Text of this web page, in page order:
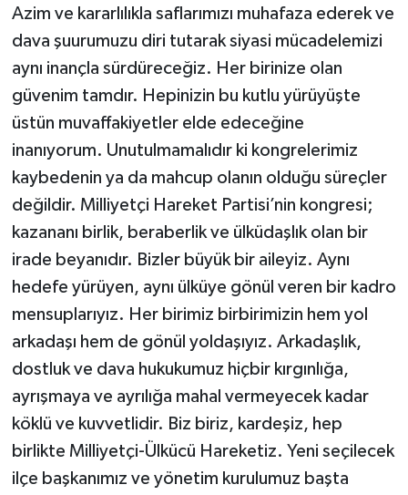
Azim ve kararlılıkla saflarımızı muhafaza ederek ve
dava şuurumuzu diri tutarak siyasi mücadelemizi
aynı inançla sürdüreceğiz. Her birinize olan
güvenim tamdır. Hepinizin bu kutlu yürüyüşte
üstün muvaffakiyetler elde edeceğine
inanıyorum. Unutulmamalıdır ki kongrelerimiz
kaybedenin ya da mahcup olanın olduğu süreçler
değildir. Milliyetçi Hareket Partisi’nin kongresi;
kazananı birlik, beraberlik ve ülküdaşlık olan bir
irade beyanıdır. Bizler büyük bir aileyiz. Aynı
hedefe yürüyen, aynı ülküye gönül veren bir kadro
mensuplarıyız. Her birimiz birbirimizin hem yol
arkadaşı hem de gönül yoldaşıyız. Arkadaşlık,
dostluk ve dava hukukumuz hiçbir kırgınlığa,
ayrışmaya ve ayrılığa mahal vermeyecek kadar
köklü ve kuvvetlidir. Biz biriz, kardeşiz, hep
birlikte Milliyetçi-Ülkücü Hareketiz. Yeni seçilecek
ilçe başkanımız ve yönetim kurulumuz başta